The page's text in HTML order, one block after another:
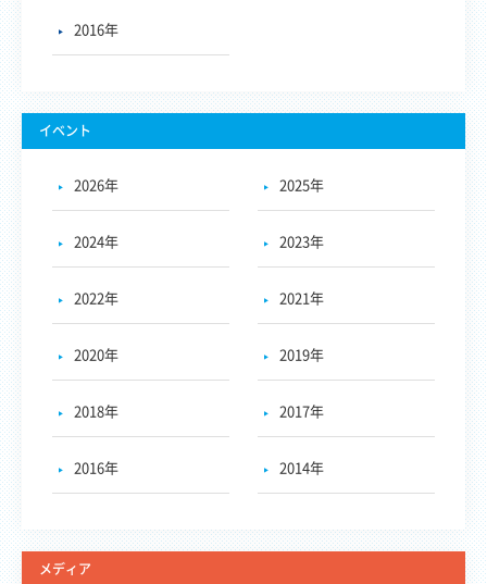
2016年
イベント
2026年 2025年
2024年 2023年
2022年 2021年
2020年 2019年
2018年 2017年
2016年 2014年
メディア